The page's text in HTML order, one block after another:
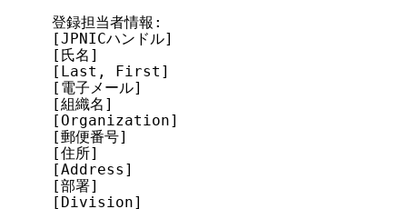
登録担当者情報:
[JPNICハンドル]
[氏名]
[Last, First]
[電子メール]
[組織名]
[Organization]
[郵便番号]
[住所]
[Address]
[部署]
[Division]